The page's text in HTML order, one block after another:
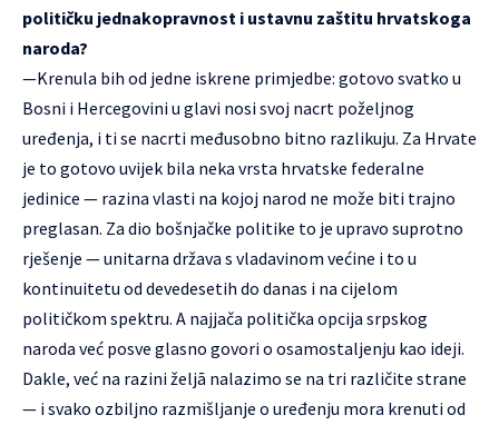
političku jednakopravnost i ustavnu zaštitu hrvatskoga
naroda?
—Krenula bih od jedne iskrene primjedbe: gotovo svatko u
Bosni i Hercegovini u glavi nosi svoj nacrt poželjnog
uređenja, i ti se nacrti međusobno bitno razlikuju. Za Hrvate
je to gotovo uvijek bila neka vrsta hrvatske federalne
jedinice — razina vlasti na kojoj narod ne može biti trajno
preglasan. Za dio bošnjačke politike to je upravo suprotno
rješenje — unitarna država s vladavinom većine i to u
kontinuitetu od devedesetih do danas i na cijelom
političkom spektru. A najjača politička opcija srpskog
naroda već posve glasno govori o osamostaljenju kao ideji.
Dakle, već na razini željā nalazimo se na tri različite strane
— i svako ozbiljno razmišljanje o uređenju mora krenuti od